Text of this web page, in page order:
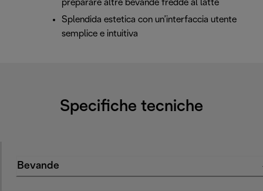
preparare altre bevande fredde al latte
Splendida estetica con un’interfaccia utente
semplice e intuitiva
Specifiche tecniche
Bevande